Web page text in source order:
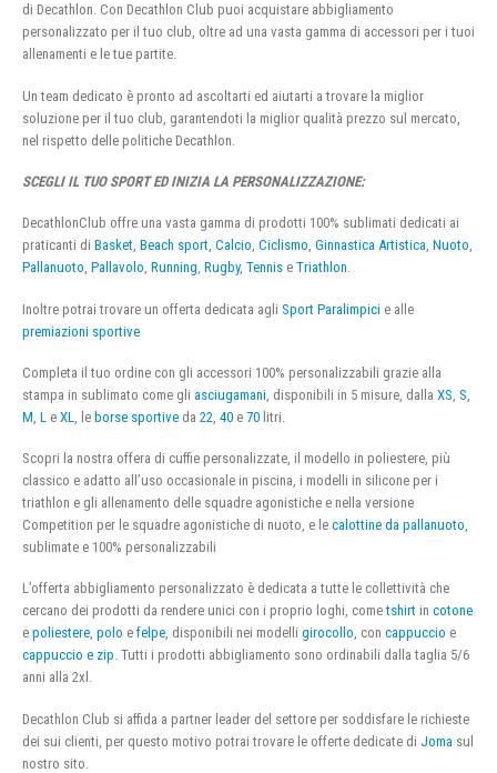
di Decathlon. Con Decathlon Club puoi acquistare abbigliamento
personalizzato per il tuo club, oltre ad una vasta gamma di accessori per i tuoi
allenamenti e le tue partite.
Un team dedicato è pronto ad ascoltarti ed aiutarti a trovare la miglior
soluzione per il tuo club, garantendoti la miglior qualità prezzo sul mercato,
nel rispetto delle politiche Decathlon.
SCEGLI IL TUO SPORT ED INIZIA LA PERSONALIZZAZIONE:
DecathlonClub offre una vasta gamma di prodotti 100% sublimati dedicati ai
praticanti di Basket, Beach sport, Calcio, Ciclismo, Ginnastica Artistica, Nuoto,
Pallanuoto, Pallavolo, Running, Rugby, Tennis e Triathlon.
Inoltre potrai trovare un offerta dedicata agli Sport Paralimpici e alle
premiazioni sportive
Completa il tuo ordine con gli accessori 100% personalizzabili grazie alla
stampa in sublimato come gli asciugamani , disponibili in 5 misure, dalla XS S
M L e XL , le borse sportive da 22 40 e 70 litri.
Scopri la nostra offera di cuffie personalizzate, il modello in poliestere, più
classico e adatto all’uso occasionale in piscina, i modelli in silicone per i
triathlon e gli allenamento delle squadre agonistiche e nella versione
Competition per le squadre agonistiche di nuoto, e le calottine da pallanuoto,
sublimate e 100% personalizzabili
L’offerta abbigliamento personalizzato è dedicata a tutte le collettività che
cercano dei prodotti da rendere unici con i proprio loghi, cometshirt in cotone
e poliestere, polo e felpe, disponibili nei modelli girocollo, con cappuccio e
cappuccio e zip. Tutti i prodotti abbigliamento sono ordinabili dalla taglia 5/6
anni alla 2xl.
Decathlon Club si affida a partner leader del settore per soddisfare le richieste
dei sui clienti, per questo motivo potrai trovare le offerte dedicate di Joma sul
nostro sito.